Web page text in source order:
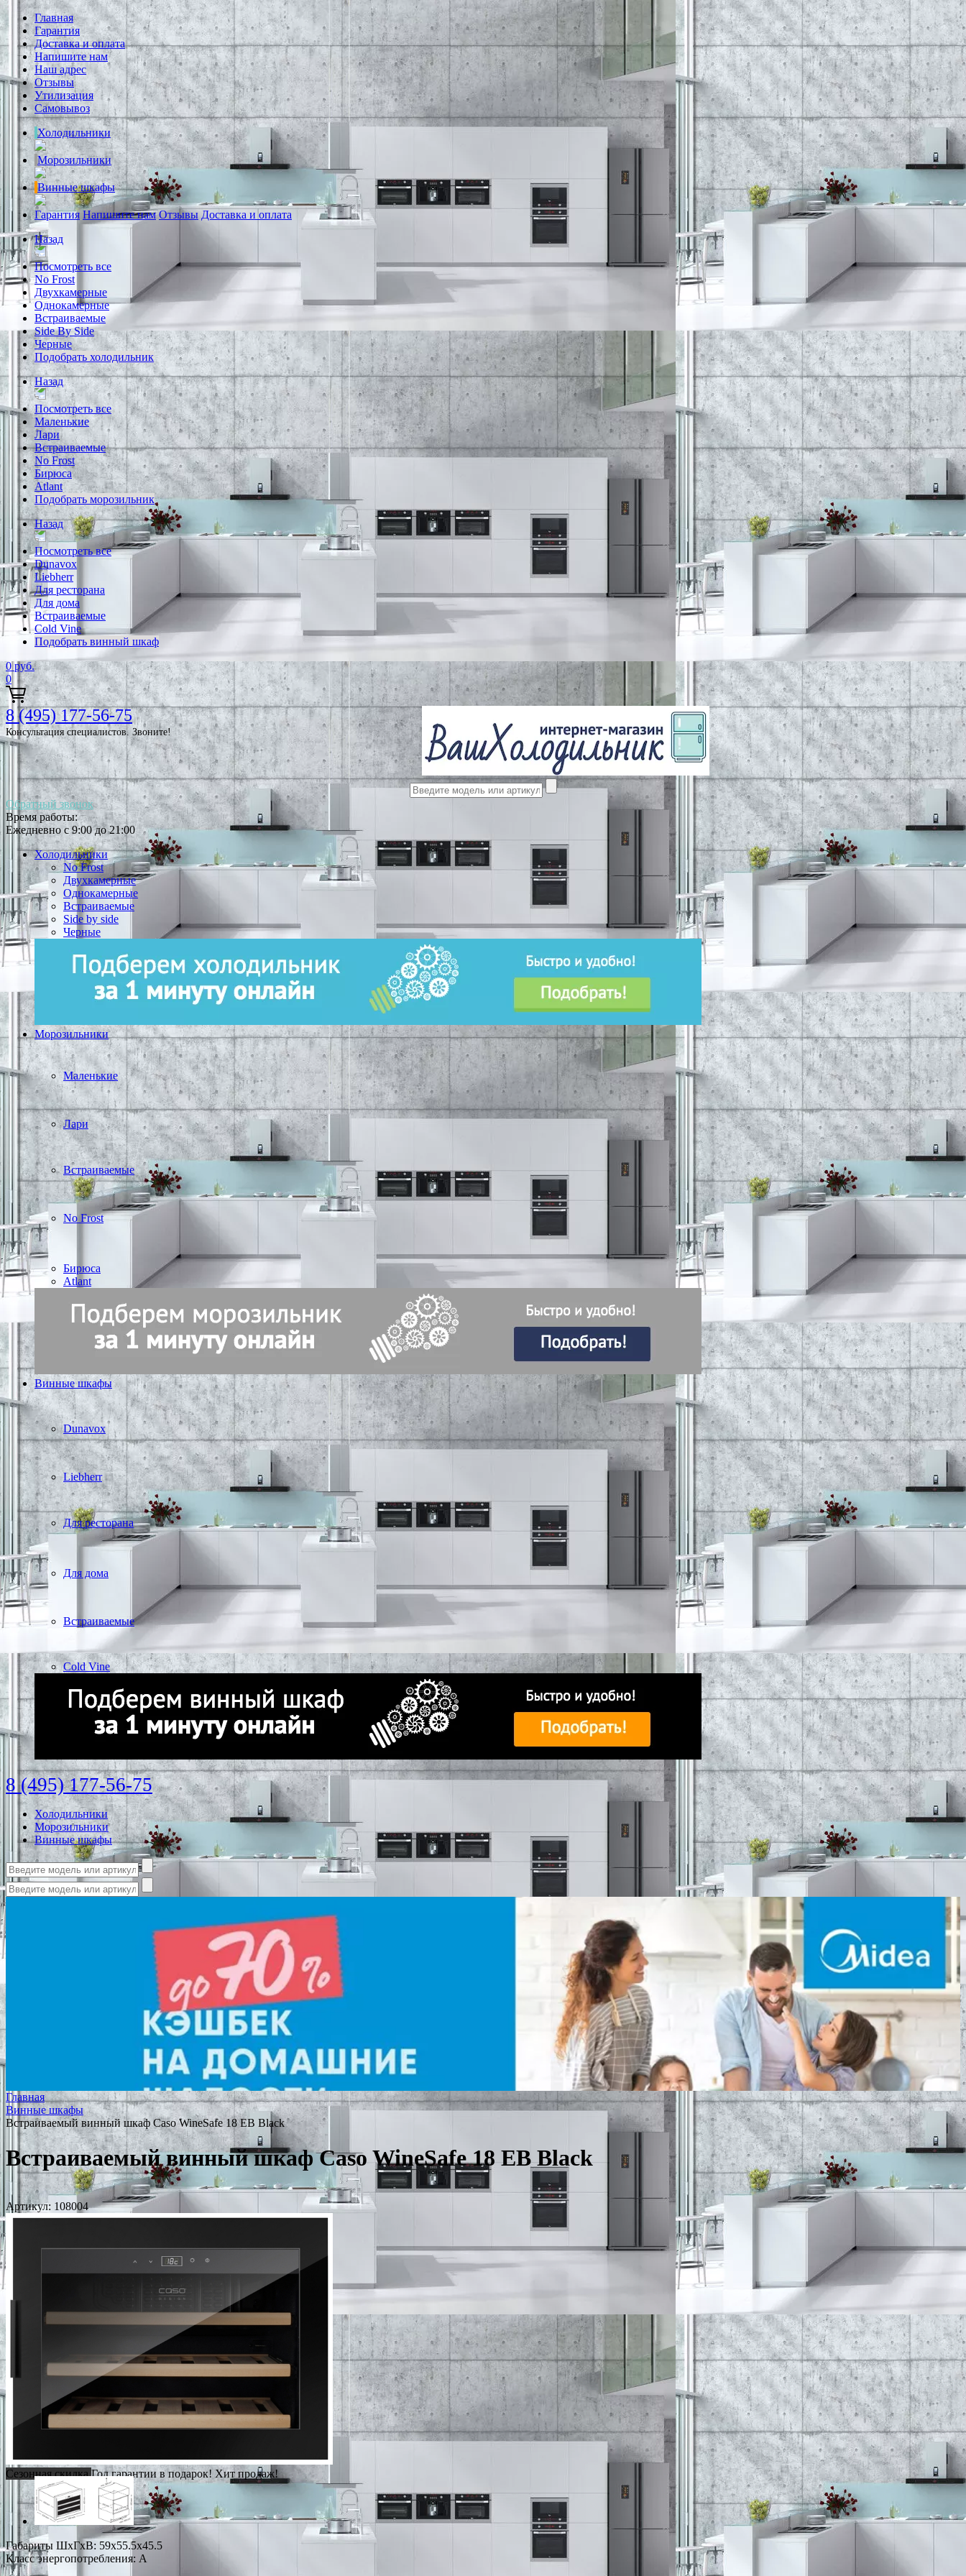
Главная
Гарантия
Доставка и оплата
Напишите нам
Наш адрес
Отзывы
Утилизация
Самовывоз
Холодильники
Морозильники
Винные шкафы
Гарантия Напишите нам Отзывы Доставка и оплата
Назад
Посмотреть все
No Frost
Двухкамерные
Однокамерные
Встраиваемые
Side By Side
Черные
Подобрать холодильник
Назад
Посмотреть все
Маленькие
Лари
Встраиваемые
No Frost
Бирюса
Atlant
Подобрать морозильник
Назад
Посмотреть все
Dunavox
Liebherr
Для ресторана
Для дома
Встраиваемые
Cold Vine
Подобрать винный шкаф
0 руб.
0
8 (495) 177-56-75
Консультация специалистов. Звоните!
Обратный звонок
Время работы:
Ежедневно с 9:00 до 21:00
Холодильники
No Frost
Двухкамерные
Однокамерные
Встраиваемые
Side by side
Черные
Морозильники
Маленькие
Лари
Встраиваемые
No Frost
Бирюса
Atlant
Винные шкафы
Dunavox
Liebherr
Для ресторана
Для дома
Встраиваемые
Cold Vine
8 (495) 177-56-75
Холодильники
Морозильники
Винные шкафы
Главная
Винные шкафы
Встраиваемый винный шкаф Caso WineSafe 18 EB Black
Встраиваемый винный шкаф Caso WineSafe 18 EB Black
Артикул: 108004
Сезонная скидкаГод гарантии в подарок! Хит продаж!
Габариты ШxГxВ: 59x55.5x45.5
Класс энергопотребления: A